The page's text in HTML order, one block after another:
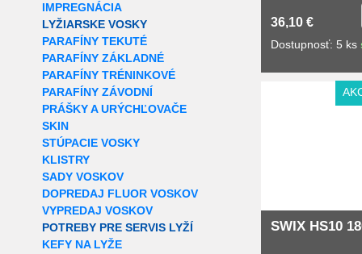
IMPREGNÁCIA
LYŽIARSKE VOSKY
PARAFÍNY TEKUTÉ
PARAFÍNY ZÁKLADNÉ
PARAFÍNY TRÉNINKOVÉ
PARAFÍNY ZÁVODNÍ
PRÁŠKY A URÝCHĽOVAČE
SKIN
STÚPACIE VOSKY
KLISTRY
SADY VOSKOV
DOPREDAJ FLUOR VOSKOV
VYPREDAJ VOSKOV
POTREBY PRE SERVIS LYŽÍ
KEFY NA LYŽE
36,10 €
Dostupnosť: 5 ks
SWIX HS10